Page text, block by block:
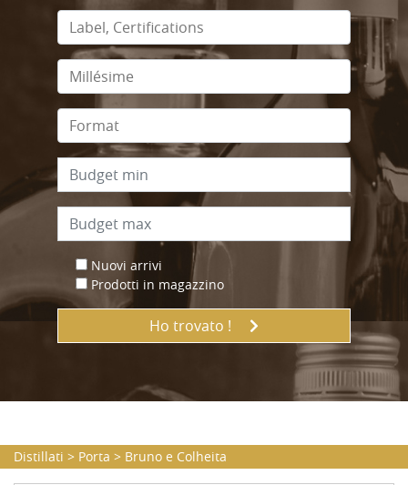
Nuovi arrivi
Prodotti in magazzino
Ho trovato !
Distillati > Porta > Bruno e Colheita